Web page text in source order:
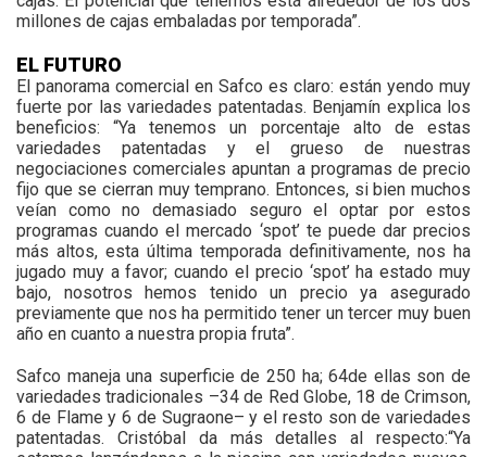
millones de cajas embaladas por temporada”.
EL FUTURO
El panorama comercial en Safco es claro: están yendo muy
fuerte por las variedades patentadas. Benjamín explica los
beneficios: “Ya tenemos un porcentaje alto de estas
variedades patentadas y el grueso de nuestras
negociaciones comerciales apuntan a programas de precio
fijo que se cierran muy temprano. Entonces, si bien muchos
veían como no demasiado seguro el optar por estos
programas cuando el mercado ‘spot’ te puede dar precios
más altos, esta última temporada definitivamente, nos ha
jugado muy a favor; cuando el precio ‘spot’ ha estado muy
bajo, nosotros hemos tenido un precio ya asegurado
previamente que nos ha permitido tener un tercer muy buen
año en cuanto a nuestra propia fruta”.
Safco maneja una superficie de 250 ha; 64de ellas son de
variedades tradicionales –34 de Red Globe, 18 de Crimson,
6 de Flame y 6 de Sugraone– y el resto son de variedades
patentadas. Cristóbal da más detalles al respecto:“Ya